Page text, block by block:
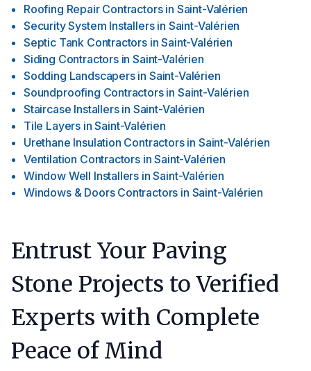
Roofing Repair Contractors in Saint-Valérien
Security System Installers in Saint-Valérien
Septic Tank Contractors in Saint-Valérien
Siding Contractors in Saint-Valérien
Sodding Landscapers in Saint-Valérien
Soundproofing Contractors in Saint-Valérien
Staircase Installers in Saint-Valérien
Tile Layers in Saint-Valérien
Urethane Insulation Contractors in Saint-Valérien
Ventilation Contractors in Saint-Valérien
Window Well Installers in Saint-Valérien
Windows & Doors Contractors in Saint-Valérien
Entrust Your Paving
Stone Projects to Verified
Experts with Complete
Peace of Mind